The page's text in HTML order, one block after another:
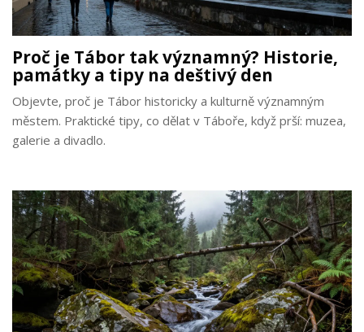
Proč je Tábor tak významný? Historie,
památky a tipy na deštivý den
Objevte, proč je Tábor historicky a kulturně významným
městem. Praktické tipy, co dělat v Táboře, když prší: muzea,
galerie a divadlo.